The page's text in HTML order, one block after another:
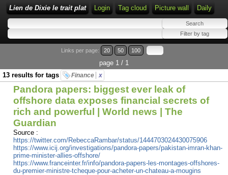
Lien de Dixie le trait plat Login Tag cloud Picture wall Daily
Links per page: 20 50 100
page 1 / 1
13 results for tags
Finance x
Pandora papers: biggest ever leak of
offshore data exposes financial secrets of
rich and powerful | World news | The
Guardian
Source :
https://twitter.com/RebeccaRambar/status/1444703024430075906
https://www.icij.org/investigations/pandora-papers/pakistan-imran-khan-
prime-minister-allies-offshore/
https://www.franceinter.fr/info/pandora-papers-les-montages-offshores-
du-premier-ministre-tcheque-pour-acheter-un-chateau-a-mougins